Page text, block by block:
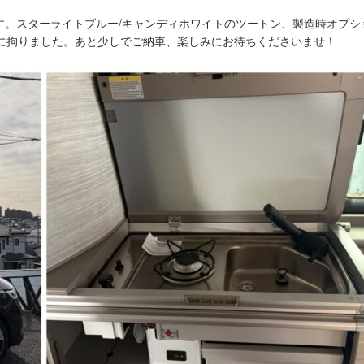
スターライトブルー/キャンディホワイトのツートン、製造時オプシ
りました。あと少しでご納車、楽しみにお待ちくださいませ！